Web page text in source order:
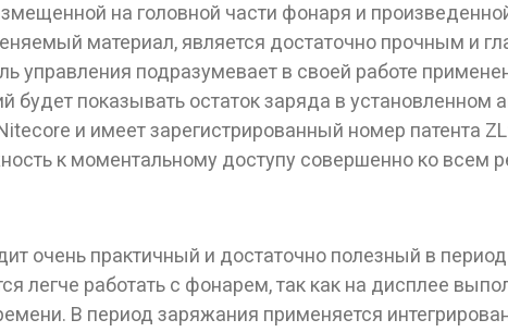
на головной части фонаря и
материал, является достаточно прочным и
подразумевает в своей работе
будет показывать остаток заряда в установленном
и имеет зарегистрированный номер патента
к моментальному доступу совершенно ко
очень практичный и достаточно полезный в
легче работать с фонарем, так как на дисплее
В период заряжания применяется